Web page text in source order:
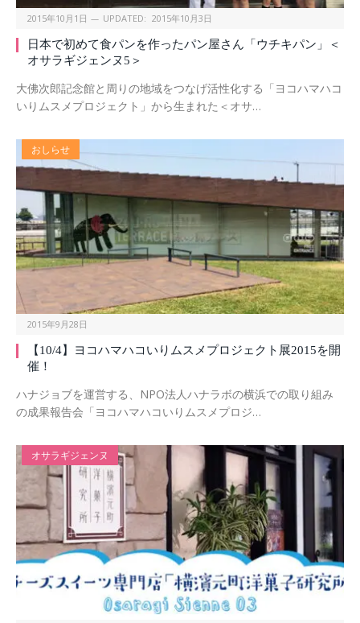
2015年10月1日 UPDATED: 2015年10月3日
日本で初めて食パンを作ったパン屋さん「ウチキパン」＜
オサラギジェンヌ5＞
大佛次郎記念館と周りの地域をつなげ活性化する「ヨコハマハコ
いりムスメプロジェクト」から生まれた＜オサ…
おしらせ
2015年9月28日
【10/4】ヨコハマハコいりムスメプロジェクト展2015を開
催！
ハナジョブを運営する、NPO法人ハナラボの横浜での取り組み
の成果報告会「ヨコハマハコいりムスメプロジ…
オサラギジェンヌ